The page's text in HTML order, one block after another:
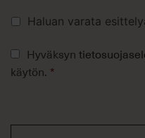
Haluan varata
Tietosuojaseloste
*
Hyväksyn
käytön. *